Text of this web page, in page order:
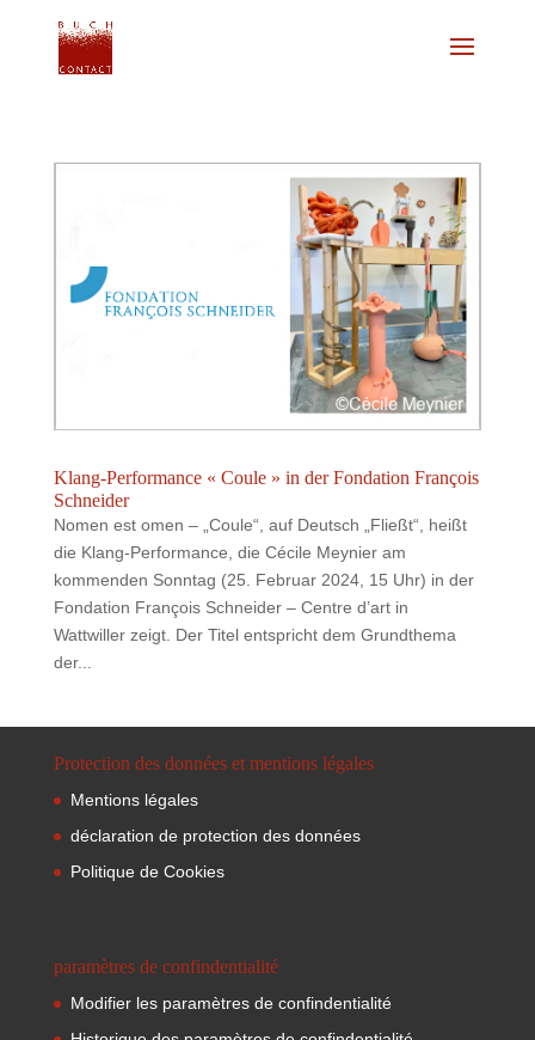
Klang-Performance « Coule » in der Fondation François
Schneider
Nomen est omen – „Coule“, auf Deutsch „Fließt“, heißt
die Klang-Performance, die Cécile Meynier am
kommenden Sonntag (25. Februar 2024, 15 Uhr) in der
Fondation François Schneider – Centre d’art in
Wattwiller zeigt. Der Titel entspricht dem Grundthema
der...
Protection des données et mentions légales
Mentions légales
déclaration de protection des données
Politique de Cookies
paramètres de confindentialité
Modifier les paramètres de confindentialité